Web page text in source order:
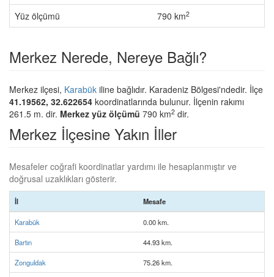
Yüz ölçümü
790 km2
Merkez Nerede, Nereye Bağlı?
Merkez ilçesi, Karabük iline bağlıdır. Karadeniz Bölgesi'ndedir. İlçe
41.19562, 32.622654 koordinatlarında bulunur. İlçenin rakımı
261.5 m. dir. Merkez yüz ölçümü 790 km2 dir.
Merkez İlçesine Yakın İller
Mesafeler coğrafi koordinatlar yardımı ile hesaplanmıştır ve
doğrusal uzaklıkları gösterir.
İl Mesafe
Karabük 0.00 km.
Bartın 44.93 km.
Zonguldak 75.26 km.